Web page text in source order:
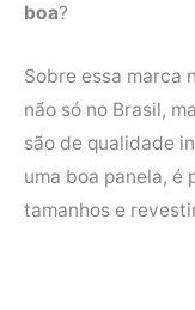
t
boa?
Sobre essa marca
não só no Brasil,
são de qualidade
uma boa panela, é
tamanhos e